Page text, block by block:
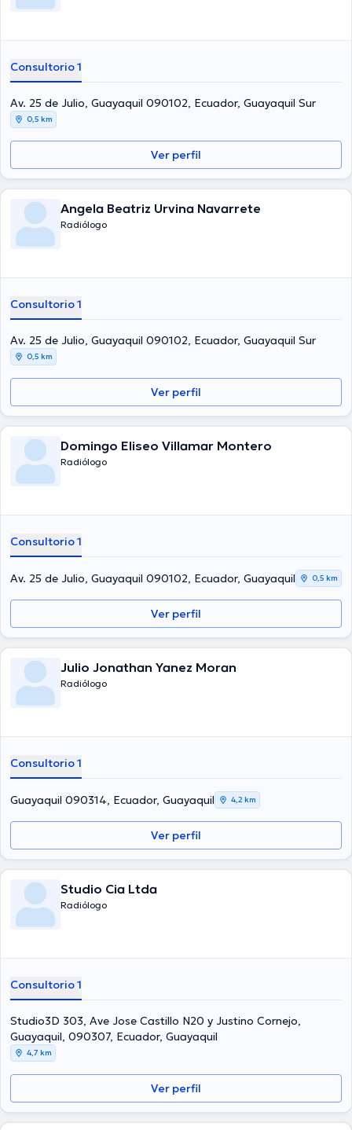
Consultorio 1
Av. 25 de Julio, Guayaquil 090102, Ecuador, Guayaquil Sur
0,5 km
Ver perfil
Angela Beatriz Urvina Navarrete
Radiólogo
Consultorio 1
Av. 25 de Julio, Guayaquil 090102, Ecuador, Guayaquil Sur
0,5 km
Ver perfil
Domingo Eliseo Villamar Montero
Radiólogo
Consultorio 1
Av. 25 de Julio, Guayaquil 090102, Ecuador, Guayaquil 0,5 km
Ver perfil
Julio Jonathan Yanez Moran
Radiólogo
Consultorio 1
Guayaquil 090314, Ecuador, Guayaquil 4,2 km
Ver perfil
Studio Cia Ltda
Radiólogo
Consultorio 1
Studio3D 303, Ave Jose Castillo N20 y Justino Cornejo,
Guayaquil, 090307, Ecuador, Guayaquil
4,7 km
Ver perfil